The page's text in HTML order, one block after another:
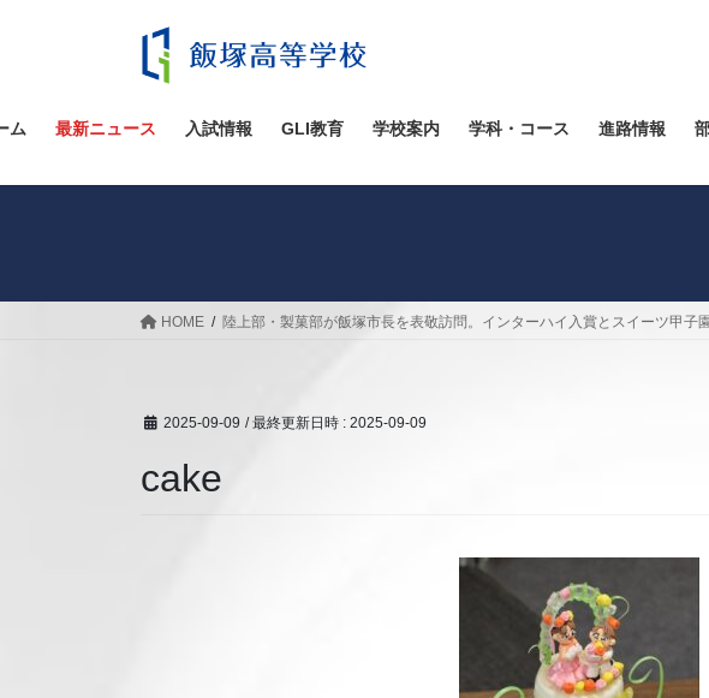
ツ
ス
シ
ン
ム 最新ニュース 入試情報 GLI教育 学校案内 学科・コース 進路情報
HOME 陸上部・製菓部が飯塚市長を表敬訪問。インターハイ入賞とスイーツ甲子
2025-09-09 / 最終更新日時 : 2025-09-09
cake